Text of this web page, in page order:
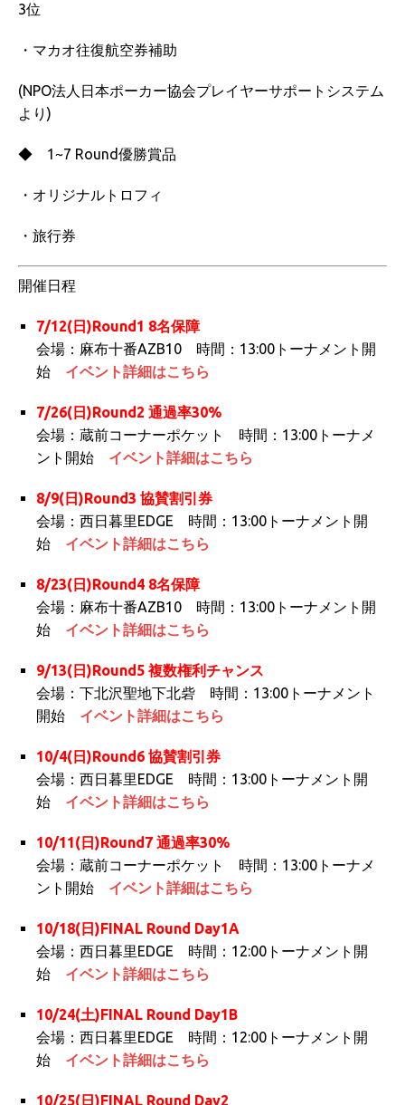
3位
・マカオ往復航空券補助
(NPO法人日本ポーカー協会プレイヤーサポートシステム
より)
◆ 1~7 Round優勝賞品
・オリジナルトロフィ
・旅行券
開催日程
7/12(日)Round1 8名保障
会場：麻布十番AZB10 時間：13:00トーナメント開
始 イベント詳細はこちら
7/26(日)Round2 通過率30%
会場：蔵前コーナーポケット 時間：13:00トーナメ
ント開始 イベント詳細はこちら
8/9(日)Round3 協賛割引券
会場：西日暮里EDGE 時間：13:00トーナメント開
始 イベント詳細はこちら
8/23(日)Round4 8名保障
会場：麻布十番AZB10 時間：13:00トーナメント開
始 イベント詳細はこちら
9/13(日)Round5 複数権利チャンス
会場：下北沢聖地下北砦 時間：13:00トーナメント
開始 イベント詳細はこちら
10/4(日)Round6 協賛割引券
会場：西日暮里EDGE 時間：13:00トーナメント開
始 イベント詳細はこちら
10/11(日)Round7 通過率30%
会場：蔵前コーナーポケット 時間：13:00トーナメ
ント開始 イベント詳細はこちら
10/18(日)FINAL Round Day1A
会場：西日暮里EDGE 時間：12:00トーナメント開
始 イベント詳細はこちら
10/24(土)FINAL Round Day1B
会場：西日暮里EDGE 時間：12:00トーナメント開
始 イベント詳細はこちら
10/25(日)FINAL Round Day2